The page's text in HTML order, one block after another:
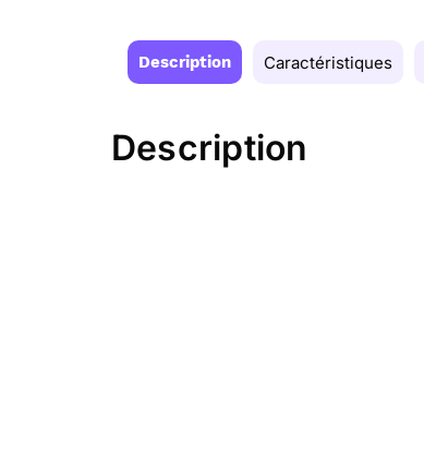
Description Caractéristiques
Description